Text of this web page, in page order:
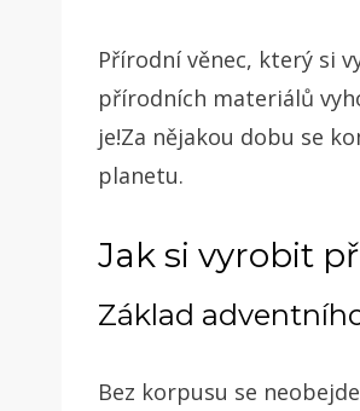
Přírodní věnec, který si
přírodních materiálů
je!Za nějakou dobu se
planetu.
Jak si vyrobit
Základ
Bez korpusu se